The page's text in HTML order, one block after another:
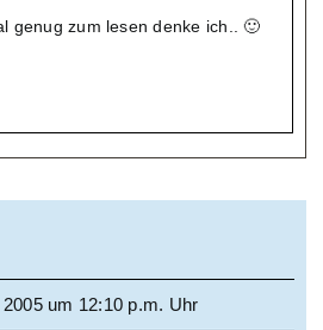
genug zum lesen denke ich.. 🙂
um 12:10 p.m. Uhr